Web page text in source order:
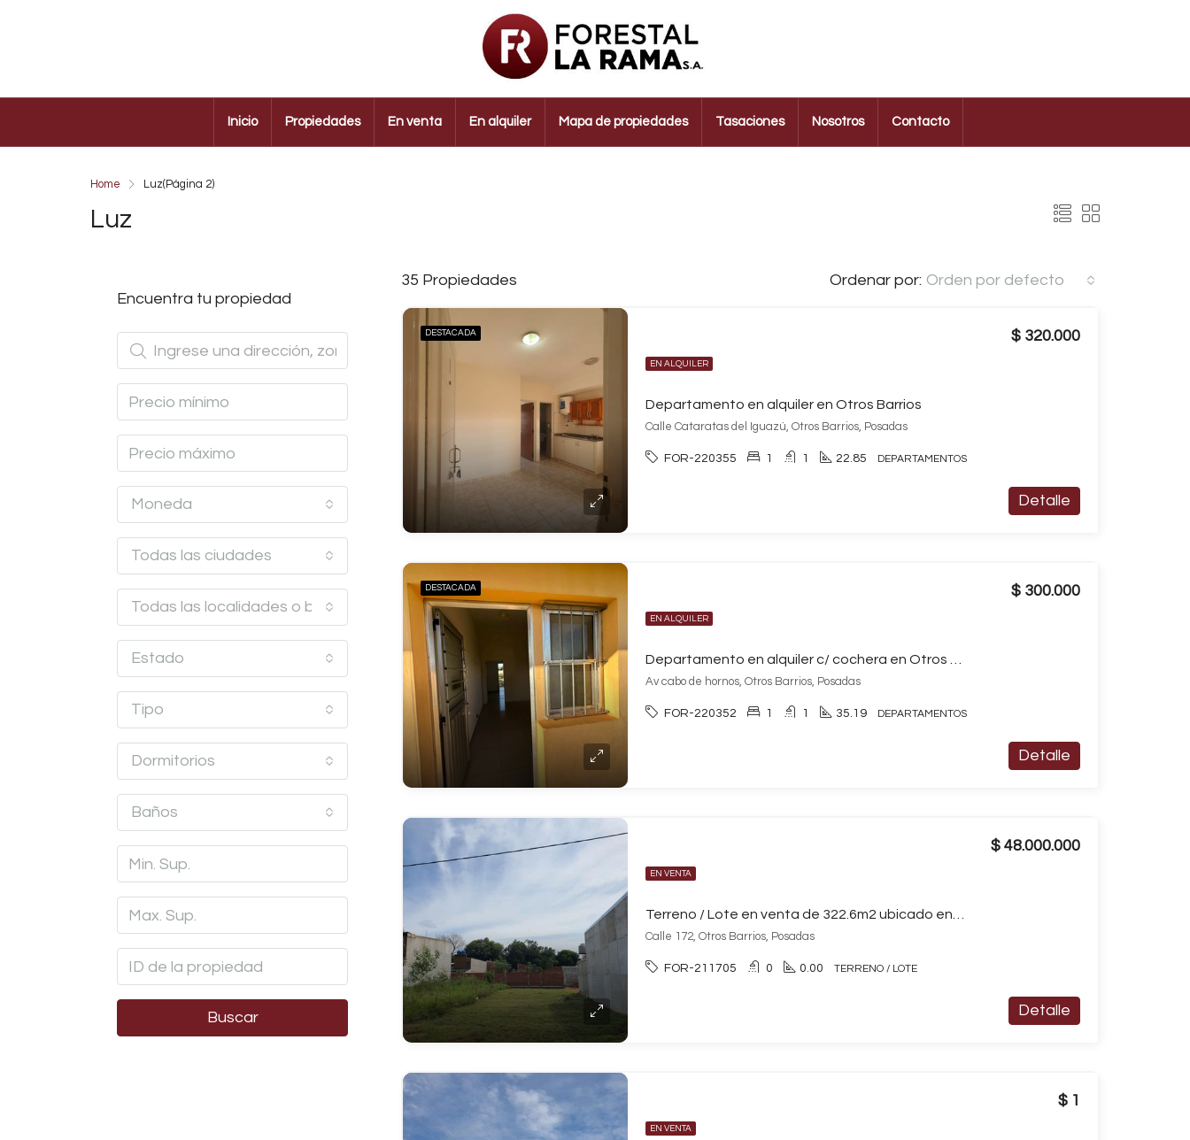
Inicio Propiedades En venta En alquiler Mapa de propiedades Tasaciones Nosotros Contacto
Home Luz(Página 2)
Luz
35 Propiedades Ordenar por: Orden por defecto
DESTACADA
EN ALQUILER
Departamento en alquiler en Otros Barrios
$ 320.000
Calle Cataratas del Iguazú, Otros Barrios, Posadas
FOR-220355 1 1 22.85 DEPARTAMENTOS
Detalle
DESTACADA
EN ALQUILER
$ 300.000
Av cabo de hornos, Otros Barrios, Posadas
FOR-220352 1 1 35.19 DEPARTAMENTOS
Detalle
EN VENTA
$ 48.000.000
Calle 172, Otros Barrios, Posadas
FOR-211705 0 0.00 TERRENO / LOTE
Detalle
EN VENTA
$ 1
Encuentra tu propiedad
Moneda
Todas las ciudades
Todas las localidades o barrios
Estado
Tipo
Dormitorios
Baños
Buscar